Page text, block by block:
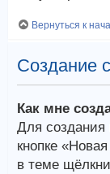
Вернуться к
Создание
Как мне
Для
кнопке
в теме